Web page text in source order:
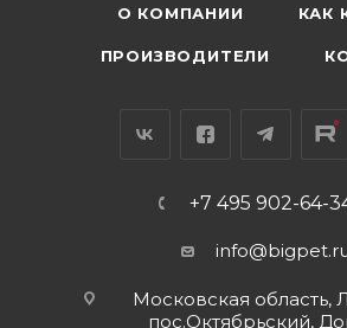
О КОМПАНИИ КАК
ПРОИЗВОДИТЕЛИ
+7 495 902-64-
Московская область,
пос.Октябрьский,